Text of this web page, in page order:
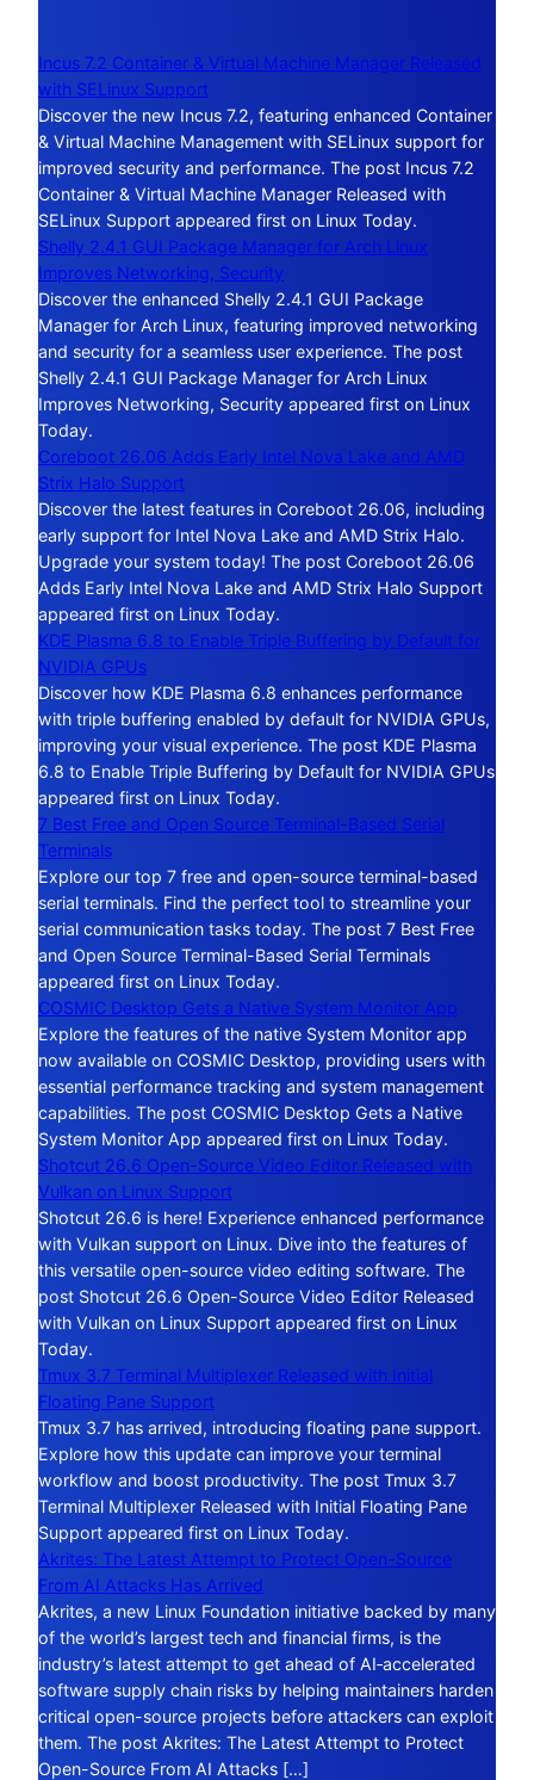
Incus 7.2 Container & Virtual Machine Manager Released
with SELinux Support
Discover the new Incus 7.2, featuring enhanced Container
& Virtual Machine Management with SELinux support for
improved security and performance. The post Incus 7.2
Container & Virtual Machine Manager Released with
SELinux Support appeared first on Linux Today.
Shelly 2.4.1 GUI Package Manager for Arch Linux
Improves Networking, Security
Discover the enhanced Shelly 2.4.1 GUI Package
Manager for Arch Linux, featuring improved networking
and security for a seamless user experience. The post
Shelly 2.4.1 GUI Package Manager for Arch Linux
Improves Networking, Security appeared first on Linux
Today.
Coreboot 26.06 Adds Early Intel Nova Lake and AMD
Strix Halo Support
Discover the latest features in Coreboot 26.06, including
early support for Intel Nova Lake and AMD Strix Halo.
Upgrade your system today! The post Coreboot 26.06
Adds Early Intel Nova Lake and AMD Strix Halo Support
appeared first on Linux Today.
KDE Plasma 6.8 to Enable Triple Buffering by Default for
NVIDIA GPUs
Discover how KDE Plasma 6.8 enhances performance
with triple buffering enabled by default for NVIDIA GPUs,
improving your visual experience. The post KDE Plasma
6.8 to Enable Triple Buffering by Default for NVIDIA GPUs
appeared first on Linux Today.
7 Best Free and Open Source Terminal-Based Serial
Terminals
Explore our top 7 free and open-source terminal-based
serial terminals. Find the perfect tool to streamline your
serial communication tasks today. The post 7 Best Free
and Open Source Terminal-Based Serial Terminals
appeared first on Linux Today.
COSMIC Desktop Gets a Native System Monitor App
Explore the features of the native System Monitor app
now available on COSMIC Desktop, providing users with
essential performance tracking and system management
capabilities. The post COSMIC Desktop Gets a Native
System Monitor App appeared first on Linux Today.
Shotcut 26.6 Open-Source Video Editor Released with
Vulkan on Linux Support
Shotcut 26.6 is here! Experience enhanced performance
with Vulkan support on Linux. Dive into the features of
this versatile open-source video editing software. The
post Shotcut 26.6 Open-Source Video Editor Released
with Vulkan on Linux Support appeared first on Linux
Today.
Tmux 3.7 Terminal Multiplexer Released with Initial
Floating Pane Support
Tmux 3.7 has arrived, introducing floating pane support.
Explore how this update can improve your terminal
workflow and boost productivity. The post Tmux 3.7
Terminal Multiplexer Released with Initial Floating Pane
Support appeared first on Linux Today.
Akrites: The Latest Attempt to Protect Open-Source
From AI Attacks Has Arrived
Akrites, a new Linux Foundation initiative backed by many
of the world’s largest tech and financial firms, is the
industry’s latest attempt to get ahead of AI‑accelerated
software supply chain risks by helping maintainers harden
critical open-source projects before attackers can exploit
them. The post Akrites: The Latest Attempt to Protect
Open-Source From AI Attacks […]